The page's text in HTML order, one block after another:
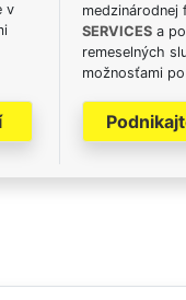
v
medzinárodnej
SERVICES a
remeselných
možnosťami